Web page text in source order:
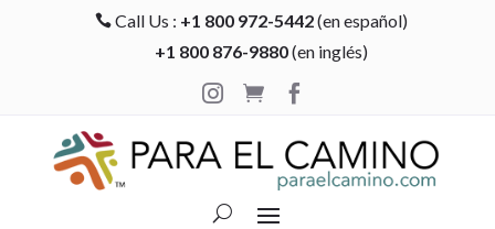
 Call Us : +1 800 972-5442(en español)
+1 800 876-9880(en inglés)

 